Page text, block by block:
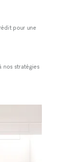
pour une
nos stratégies